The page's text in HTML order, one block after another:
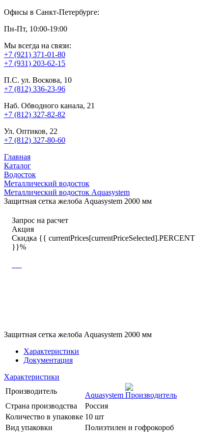
Офисы в Санкт-Петербурге:
Пн-Пт, 10:00-19:00
Мы всегда на связи:
+7 (921) 371-01-80
+7 (931) 203-62-15
П.С. ул. Воскова, 10
+7 (812) 336-23-96
Наб. Обводного канала, 21
+7 (812) 327-82-82
Ул. Оптиков, 22
+7 (812) 327-80-60
Главная
Каталог
Водосток
Металлический водосток
Металлический водосток Aquasystem
Защитная сетка желоба Aquasystem 2000 мм
Запрос на расчет
Акция
Скидка {{ currentPrices[currentPriceSelected].PERCENT
}}%
Защитная сетка желоба Aquasystem 2000 мм
Характеристики
Документация
Характеристики
Производитель
Aquasystem
Страна производства
Россия
Количество в упаковке 10 шт
Вид упаковки
Полиэтилен и гофрокороб